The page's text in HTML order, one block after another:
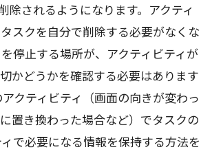
除されるようになります。アクティ
スクを自分で削除する必要がなくな
停止する場所が、アクティビティが
かどうかを確認する必要はあります
クティビティ（画面の向きが変わっ
置き換わった場合など）でタスクの
で必要になる情報を保持する方法を